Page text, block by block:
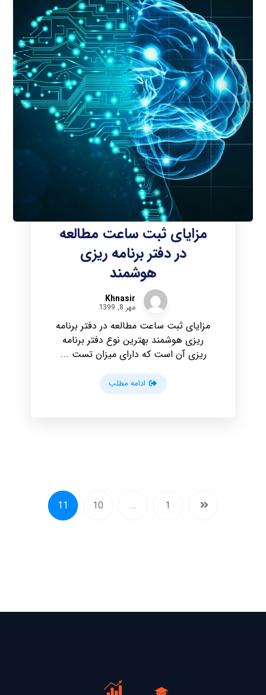
مزایای ثبت ساعت مطالعه
در دفتر برنامه ریزی
هوشمند
Khnasir
مهر 8, 1399
مزایای ثبت ساعت مطالعه در دفتر برنامه
ریزی هوشمند بهترین نوع دفتر برنامه
ریزی آن است که دارای میزان تست ...
ادامه مطلب
1
…
10
11